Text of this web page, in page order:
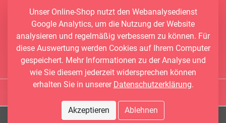
ALIZE Yarns
Bobbel
Bobbiny
Chenille Garne
Himalaya Yarns
Konengarn
PAPATYA Yarns
Service & Informationen
Konto
Newsletter
Kontakt
Angebote
Händler-Shop
Wunschbobbel-Designer
Vertrag widerrufen
Facebook
© 2026 Wolle1000.de - Alle Rechte vorbehalten.
Unser Online-Shop nutzt den Webanalysedienst
Google Analytics, um die Nutzung der Website
analysieren und regelmäßig verbessern zu können. Für
diese Auswertung werden Cookies auf Ihrem Computer
gespeichert. Mehr Informationen zu der Analyse und
wie Sie diesem jederzeit widersprechen können
erhalten Sie in unserer Datenschutzerklärung.
Akzeptieren Ablehnen